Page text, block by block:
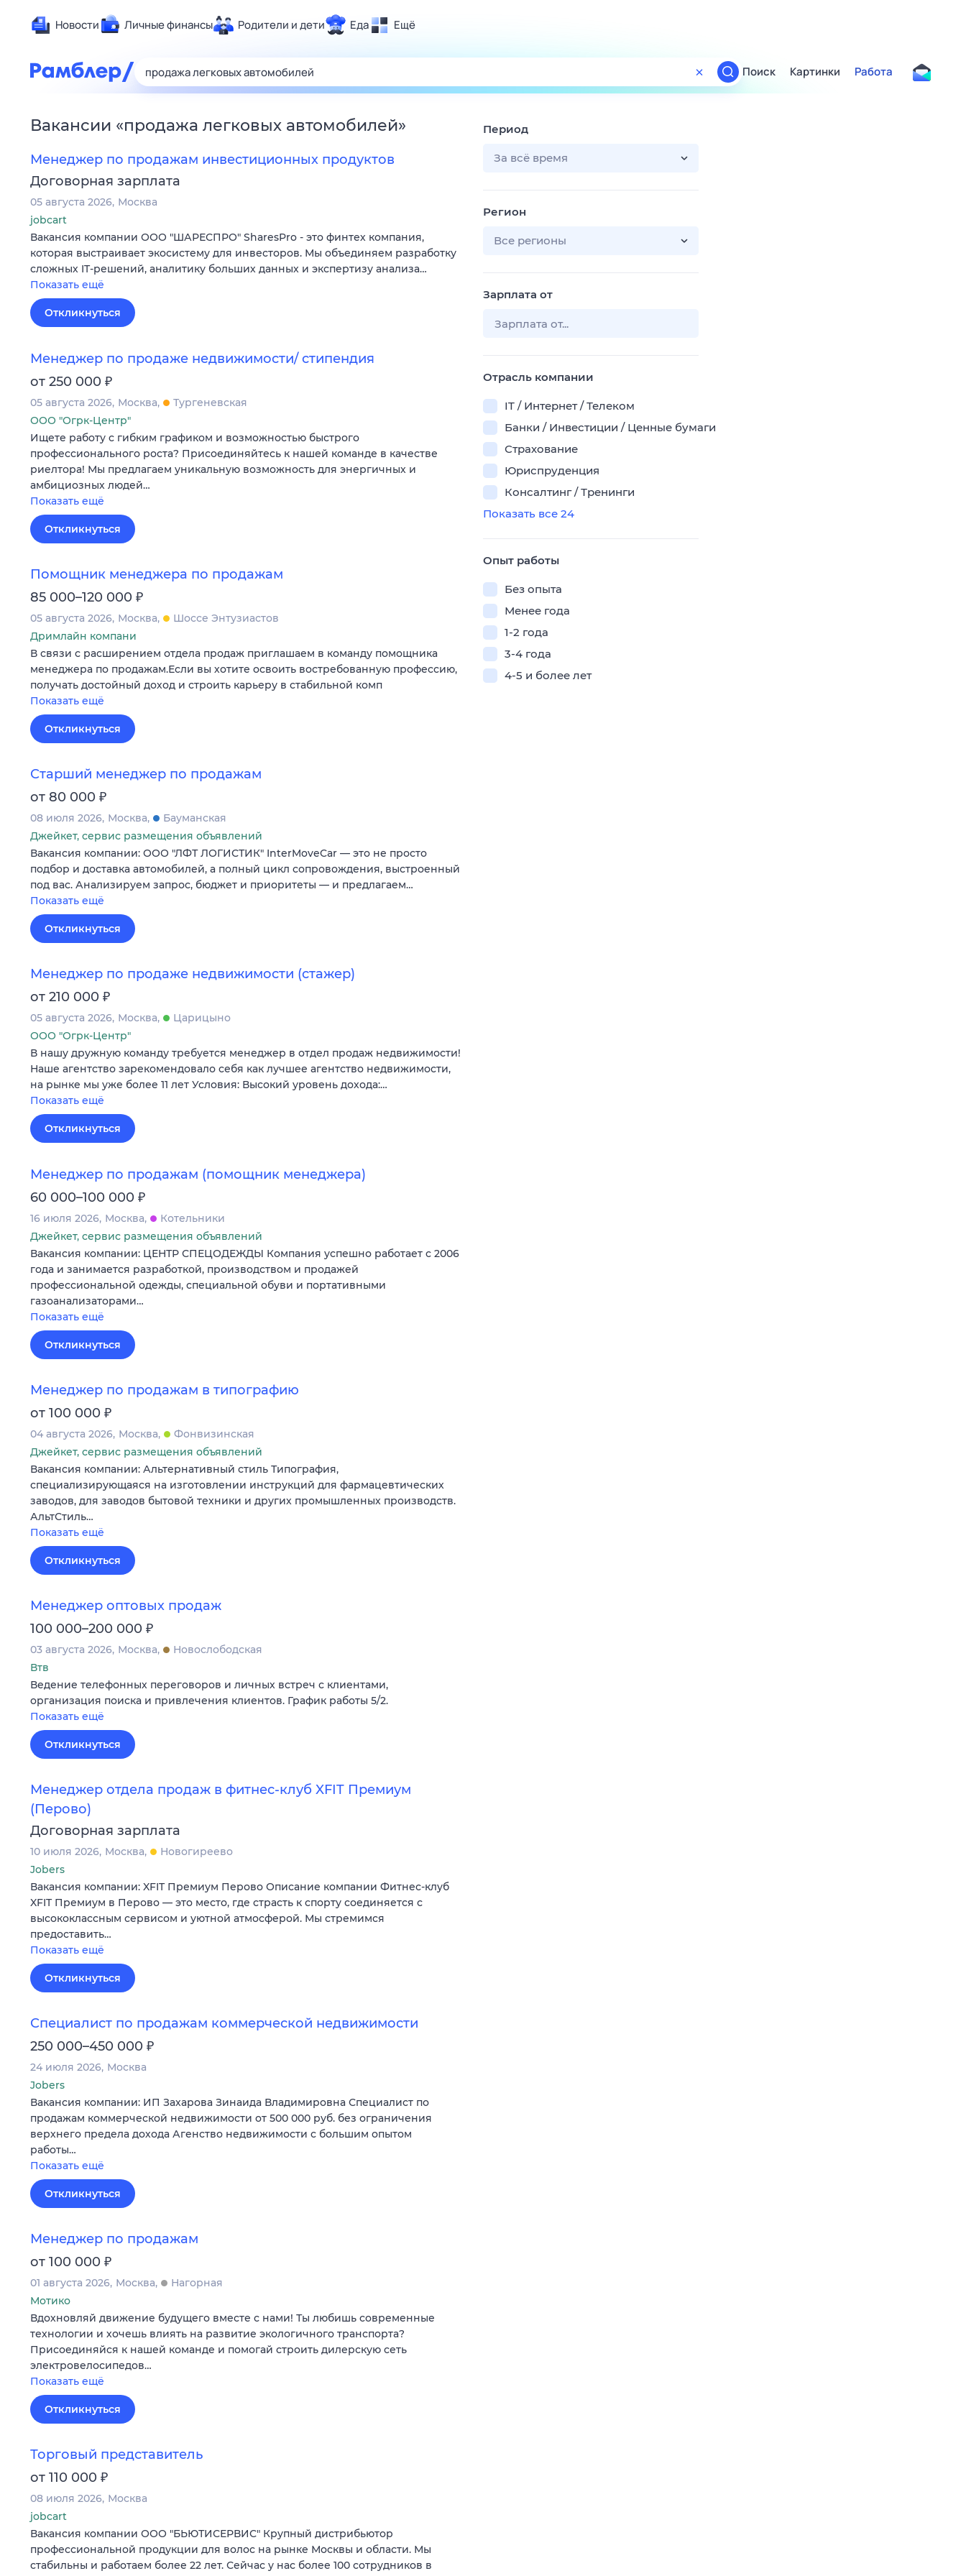
Новости Личные финансы Родители и дети Еда Ещё
Здоровье
Развлечения и отдых
Спорт
Карьера
Сберегаем вместе
Гороскопы
Поиск
ТВ-программа
Поиск Картинки Работа
Вакансии «продажа легковых автомобилей»
Менеджер по продажам инвестиционных продуктов
Договорная зарплата
05 августа 2026 Москва
jobcart
Вакансия компании ООО "ШАРЕСПРО" SharesPro - это финтех компания,
которая выстраивает экосистему для инвесторов. Мы объединяем разработку
сложных IT‑решений, аналитику больших данных и экспертизу анализа…
Показать ещё
Откликнуться
Менеджер по продаже недвижимости/ стипендия
от 250 000 ₽
05 августа 2026 Москва
Тургеневская
ООО "Огрк-Центр"
Ищете работу с гибким графиком и возможностью быстрого
профессионального роста? Присоединяйтесь к нашей команде в качестве
риелтора! Мы предлагаем уникальную возможность для энергичных и
амбициозных людей…
Показать ещё
Откликнуться
Помощник менеджера по продажам
85 000–120 000 ₽
05 августа 2026 Москва
Шоссе Энтузиастов
Дримлайн компани
В связи с расширением отдела продаж приглашаем в команду помощника
менеджера по продажам.Если вы хотите освоить востребованную профессию,
получать достойный доход и строить карьеру в стабильной комп
Показать ещё
Откликнуться
Старший менеджер по продажам
от 80 000 ₽
08 июля 2026 Москва
Бауманская
Джейкет, сервис размещения объявлений
Вакансия компании: ООО "ЛФТ ЛОГИСТИК" InterMoveCar — это не просто
подбор и доставка автомобилей, а полный цикл сопровождения, выстроенный
под вас. Анализируем запрос, бюджет и приоритеты — и предлагаем…
Показать ещё
Откликнуться
Менеджер по продаже недвижимости (стажер)
от 210 000 ₽
05 августа 2026 Москва
Царицыно
ООО "Огрк-Центр"
В нашу дружную команду требуется менеджер в отдел продаж недвижимости!
Наше агентство зарекомендовало себя как лучшее агентство недвижимости,
на рынке мы уже более 11 лет Условия: Высокий уровень дохода:…
Показать ещё
Откликнуться
Менеджер по продажам (помощник менеджера)
60 000–100 000 ₽
16 июля 2026 Москва
Котельники
Джейкет, сервис размещения объявлений
Вакансия компании: ЦЕНТР СПЕЦОДЕЖДЫ Компания успешно работает с 2006
года и занимается разработкой, производством и продажей
профессиональной одежды, специальной обуви и портативными
газоанализаторами…
Показать ещё
Откликнуться
Менеджер по продажам в типографию
от 100 000 ₽
04 августа 2026 Москва
Фонвизинская
Джейкет, сервис размещения объявлений
Вакансия компании: Альтернативный стиль Типография,
специализирующаяся на изготовлении инструкций для фармацевтических
заводов, для заводов бытовой техники и других промышленных производств.
АльтСтиль…
Показать ещё
Откликнуться
Менеджер оптовых продаж
100 000–200 000 ₽
03 августа 2026 Москва
Новослободская
Втв
Ведение телефонных переговоров и личных встреч с клиентами,
организация поиска и привлечения клиентов. График работы 5/2.
Показать ещё
Откликнуться
Менеджер отдела продаж в фитнес-клуб XFIT Премиум
(Перово)
Договорная зарплата
10 июля 2026 Москва
Новогиреево
Jobers
Вакансия компании: XFIT Премиум Перово Описание компании Фитнес-клуб
XFIT Премиум в Перово — это место, где страсть к спорту соединяется с
высококлассным сервисом и уютной атмосферой. Мы стремимся
предоставить…
Показать ещё
Откликнуться
Специалист по продажам коммерческой недвижимости
250 000–450 000 ₽
24 июля 2026 Москва
Jobers
Вакансия компании: ИП Захарова Зинаида Владимировна Специалист по
продажам коммерческой недвижимости от 500 000 руб. без ограничения
верхнего предела дохода Агенство недвижимости с большим опытом
работы…
Показать ещё
Откликнуться
Менеджер по продажам
от 100 000 ₽
01 августа 2026 Москва
Нагорная
Мотико
Вдохновляй движение будущего вместе с нами! Ты любишь современные
технологии и хочешь влиять на развитие экологичного транспорта?
Присоединяйся к нашей команде и помогай строить дилерскую сеть
электровелосипедов…
Показать ещё
Откликнуться
Торговый представитель
от 110 000 ₽
08 июля 2026 Москва
jobcart
Вакансия компании ООО "БЬЮТИСЕРВИС" Крупный дистрибьютор
профессиональной продукции для волос на рынке Москвы и области. Мы
стабильны и работаем более 22 лет. Сейчас у нас более 100 сотрудников в
Период
За всё время
Регион
Все регионы
Зарплата от
Отрасль компании
IT / Интернет / Телеком
Банки / Инвестиции / Ценные бумаги
Страхование
Юриспруденция
Консалтинг / Тренинги
Показать все 24
Опыт работы
Без опыта
Менее года
1-2 года
3-4 года
4-5 и более лет